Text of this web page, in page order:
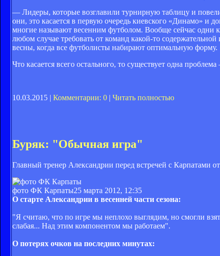
— Лидеры, которые возглави­ли турнирную таблицу и повели
они, это касается в первую очередь киевского «Динамо» и
многие называют весенним футболом. Вооб­ще сейчас одни
любом случае тре­бовать от команд какой-то
весны, когда все фут­болисты набирают опти­мальную форму.
Что касается всего осталь­ного, то существует одна
10.03.2015 | Комментарии: 0 | Читать полностью
Буряк: "Обычная игра"
Главный тренер Александрии перед встречей с Карпатами
фото ФК Карпаты25 марта 2012, 12:35
О старте Александрии в весенней части сезона:
"Я считаю, что по игре мы неплохо выглядим, но смогли
слабая... Над этим компонентом мы работаем".
О потерях очков на последних минутах: